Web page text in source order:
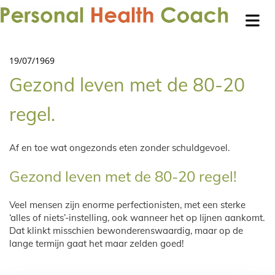
19/07/1969
Gezond leven met de 80-20
regel.
Af en toe wat ongezonds eten zonder schuldgevoel.
Gezond leven met de 80-20 regel!
Veel mensen zijn enorme perfectionisten, met een sterke
‘alles of niets’-instelling, ook wanneer het op lijnen aankomt.
Dat klinkt misschien bewonderenswaardig, maar op de
lange termijn gaat het maar zelden goed!